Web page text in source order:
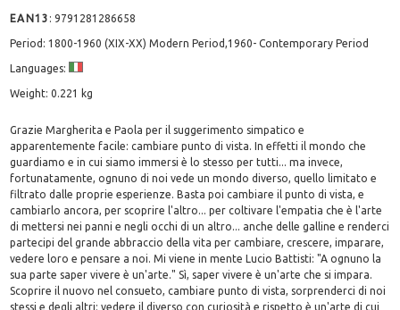
EAN13 :9791281286658
Period: 1800-1960 (XIX-XX) Modern Period,1960- Contemporary Period
Languages:
Weight: 0.221 kg
Grazie Margherita e Paola per il suggerimento simpatico e
apparentemente facile: cambiare punto di vista. In effetti il mondo che
guardiamo e in cui siamo immersi è lo stesso per tutti... ma invece,
fortunatamente, ognuno di noi vede un mondo diverso, quello limitato e
filtrato dalle proprie esperienze. Basta poi cambiare il punto di vista, e
cambiarlo ancora, per scoprire l'altro... per coltivare l'empatia che è l'arte
di mettersi nei panni e negli occhi di un altro... anche delle galline e renderci
partecipi del grande abbraccio della vita per cambiare, crescere, imparare,
vedere loro e pensare a noi. Mi viene in mente Lucio Battisti: "A ognuno la
sua parte saper vivere è un'arte." Sì, saper vivere è un'arte che si impara.
Scoprire il nuovo nel consueto, cambiare punto di vista, sorprenderci di noi
stessi e degli altri; vedere il diverso con curiosità e rispetto è un'arte di cui